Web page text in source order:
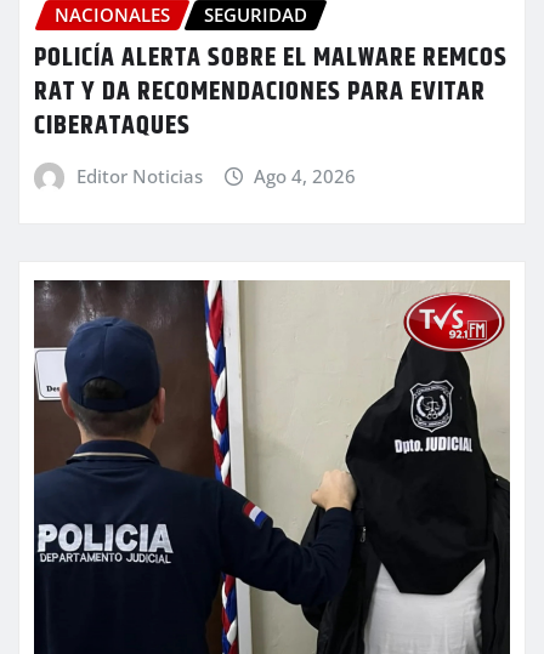
NACIONALES SEGURIDAD
POLICÍA ALERTA SOBRE EL MALWARE REMCOS
RAT Y DA RECOMENDACIONES PARA EVITAR
CIBERATAQUES
Editor Noticias Ago 4, 2026